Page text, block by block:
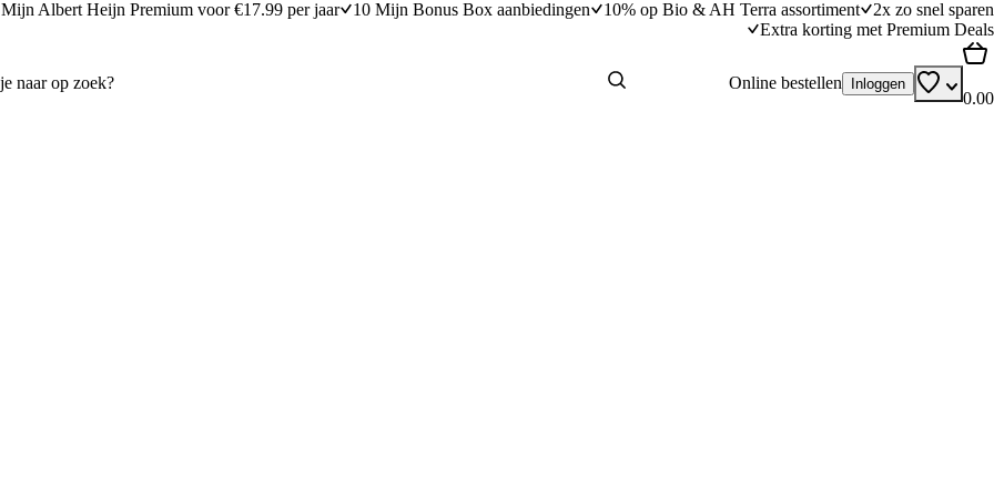
Mijn Albert Heijn Premium voor €17.99 per jaar 10 Mijn Bonus Box aanbiedingen 10% op Bio & AH Terra assortiment
2x zo snel sparen
Extra korting met Premium Deals
Online bestellen Inloggen
0.00